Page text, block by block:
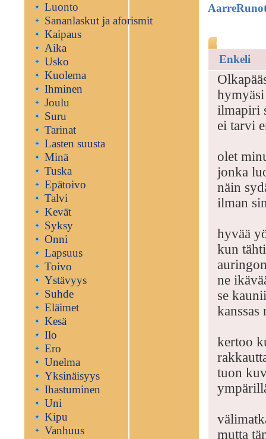
Luonto
Sananlaskut ja aforismit
Kaipaus
Aika
Usko
Kuolema
Ihminen
Joulu
Suru
Tarinat
Lasten suusta
Minä
Tuska
Epätoivo
Talvi
Kevät
Syksy
Onni
Lapsuus
Toivo
Ystävyys
Suhde
Eläimet
Kesä
Ilo
Ero
Unelma
Yksinäisyys
Ihastuminen
Uni
Kipu
Vanhuus
Enkeli
ilmapiri
ei tarvi
olet
jonka
näin
ilman
hyvää
kun
ne
se
kanssas
kertoo
tuon
mutta